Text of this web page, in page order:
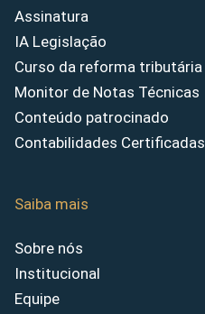
Assinatura
IA Legislação
Curso da reforma tributária
Monitor de Notas Técnicas
Conteúdo patrocinado
Contabilidades Certificadas
Saiba mais
Sobre nós
Institucional
Equipe